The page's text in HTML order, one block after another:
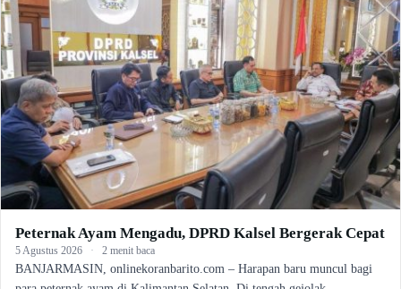
Peternak Ayam Mengadu, DPRD Kalsel Bergerak Cepat
5 Agustus 2026 · 2 menit baca
BANJARMASIN, onlinekoranbarito.com – Harapan baru muncul bagi